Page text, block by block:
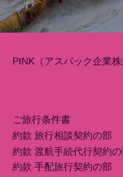
ー
ン
PINK（アスパック企業株
ご旅行条件書
約款 旅行相談契約の部
約款 渡航手続代行契約の
約款 手配旅行契約の部